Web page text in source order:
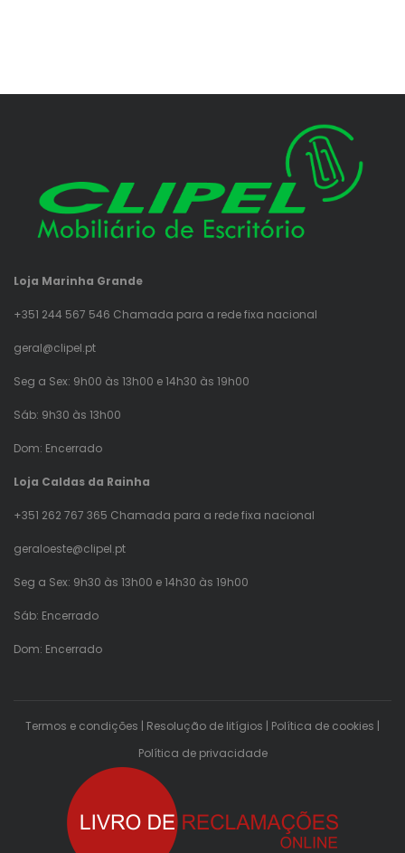
Loja Marinha Grande
+351 244 567 546 Chamada para a rede fixa nacional
geral@clipel.pt
Seg a Sex: 9h00 às 13h00 e 14h30 às 19h00
Sáb: 9h30 às 13h00
Dom: Encerrado
Loja Caldas da Rainha
+351 262 767 365 Chamada para a rede fixa nacional
geraloeste@clipel.pt
Seg a Sex: 9h30 às 13h00 e 14h30 às 19h00
Sáb: Encerrado
Dom: Encerrado
Termos e condições | Resolução de litígios | Política de cookies |
Política de privacidade